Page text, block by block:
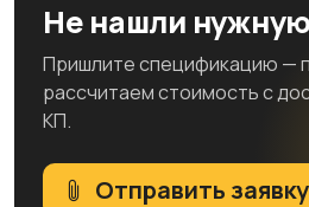
Не нашли
Пришлите спецификацию —
рассчитаем стоимость с
КП.
Отправить заявку